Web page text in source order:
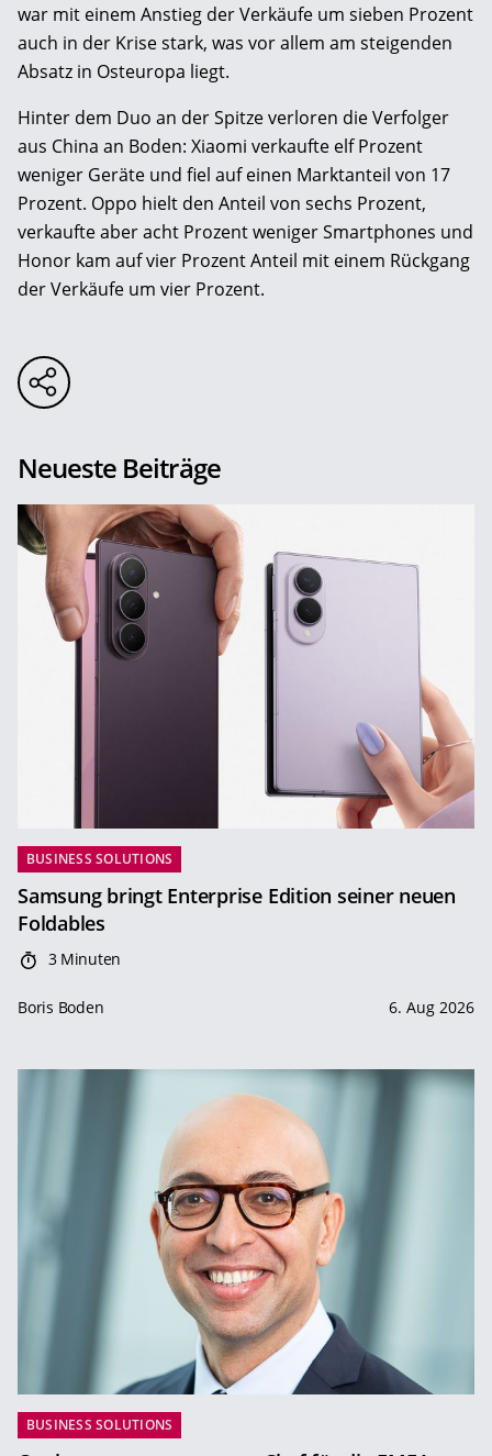
war mit einem Anstieg der Verkäufe um sieben Prozent
auch in der Krise stark, was vor allem am steigenden
Absatz in Osteuropa liegt.
Hinter dem Duo an der Spitze verloren die Verfolger
aus China an Boden: Xiaomi verkaufte elf Prozent
weniger Geräte und fiel auf einen Marktanteil von 17
Prozent. Oppo hielt den Anteil von sechs Prozent,
verkaufte aber acht Prozent weniger Smartphones und
Honor kam auf vier Prozent Anteil mit einem Rückgang
der Verkäufe um vier Prozent.
Neueste Beiträge
BUSINESS SOLUTIONS
Samsung bringt Enterprise Edition seiner neuen
Foldables
3 Minuten
Boris Boden 6. Aug 2026
BUSINESS SOLUTIONS